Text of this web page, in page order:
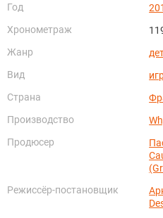
Год
Хронометраж
Жанр
Вид
Страна
Производство
Продюсер
Режиссёр-постановщик